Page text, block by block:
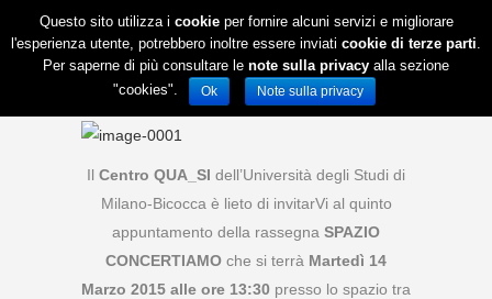
Il Centro QUA_SI dell’Università degli Studi di
Milano-Bicocca è lieto di invitarVi al quinto
appuntamento della rassegna SPAZIO
CONCERTIAMO che si terrà Martedì 14
Marzo 2015 alle ore 13:30 presso lo spazio tra
Questo sito utilizza i cookieper fornire alcuni servizi e migliorare
l'esperienza utente, potrebbero inoltre essere inviati cookie di terze parti.
Per saperne di più consultare le note sulla privacy alla sezione
"cookies".
Ok Note sulla privacy